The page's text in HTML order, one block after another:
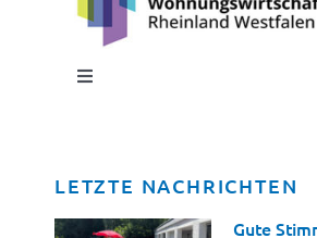
Toggle
LETZTE NACHRICHTEN
Gute